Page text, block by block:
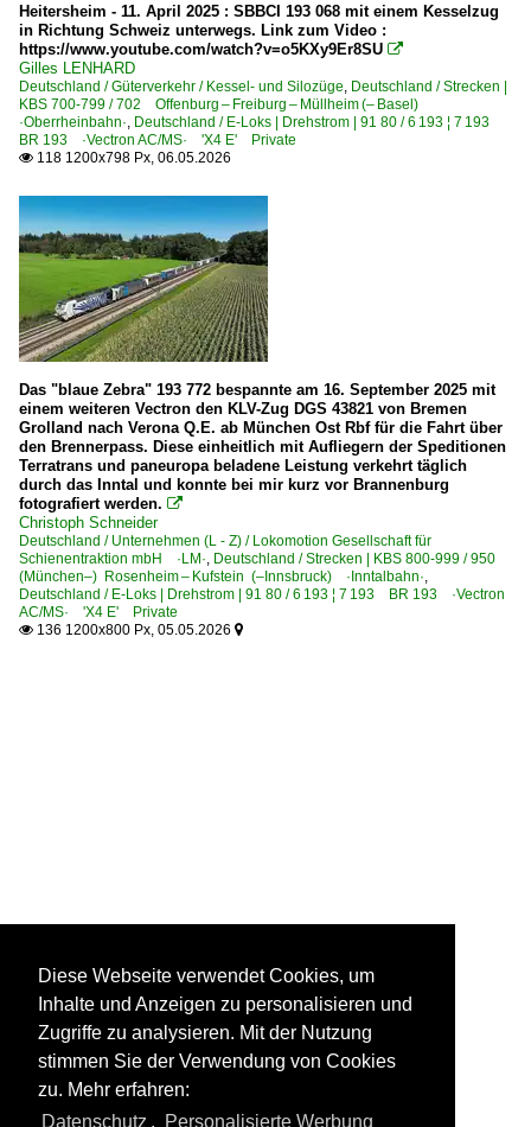
Heitersheim - 11. April 2025 : SBBCI 193 068 mit einem Kesselzug
in Richtung Schweiz unterwegs. Link zum Video :
https://www.youtube.com/watch?v=o5KXy9Er8SU 
Gilles LENHARD
Deutschland / Güterverkehr / Kessel- und Silozüge Deutschland / Strecken |
KBS 700-799 / 702 Offenburg – Freiburg – Müllheim (– Basel)
·Oberrheinbahn· Deutschland / E-Loks | Drehstrom | 91 80 / 6 193 ¦ 7 193
BR 193 ·Vectron AC/MS· 'X4 E' Private
 118 1200x798 Px, 06.05.2026
Das "blaue Zebra" 193 772 bespannte am 16. September 2025 mit
einem weiteren Vectron den KLV-Zug DGS 43821 von Bremen
Grolland nach Verona Q.E. ab München Ost Rbf für die Fahrt über
den Brennerpass. Diese einheitlich mit Aufliegern der Speditionen
Terratrans und paneuropa beladene Leistung verkehrt täglich
durch das Inntal und konnte bei mir kurz vor Brannenburg
fotografiert werden. 
Christoph Schneider
Deutschland / Unternehmen (L - Z) / Lokomotion Gesellschaft für
Schienentraktion mbH ·LM· Deutschland / Strecken | KBS 800-999 / 950
(München–) Rosenheim – Kufstein (–Innsbruck) ·Inntalbahn·
Deutschland / E-Loks | Drehstrom | 91 80 / 6 193 ¦ 7 193 BR 193 ·Vectron
AC/MS· 'X4 E' Private
 136 1200x800 Px, 05.05.2026 
Diese Webseite verwendet Cookies, um
Inhalte und Anzeigen zu personalisieren und
Zugriffe zu analysieren. Mit der Nutzung
stimmen Sie der Verwendung von Cookies
zu. Mehr erfahren:
Datenschutz , Personalisierte Werbung